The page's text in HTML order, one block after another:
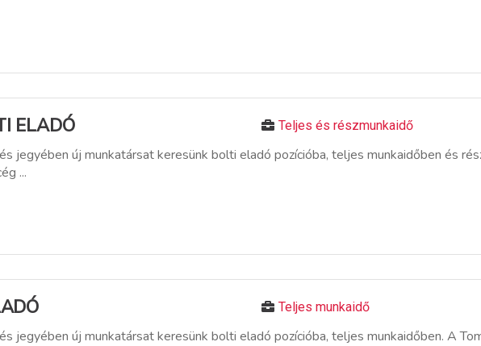
ELADÓ Teljes és részmunkaidő
jegyében új munkatársat keresünk bolti eladó pozícióba, teljes munkaidőben és
...
Teljes munkaidő
jegyében új munkatársat keresünk bolti eladó pozícióba, teljes munkaidőben. A